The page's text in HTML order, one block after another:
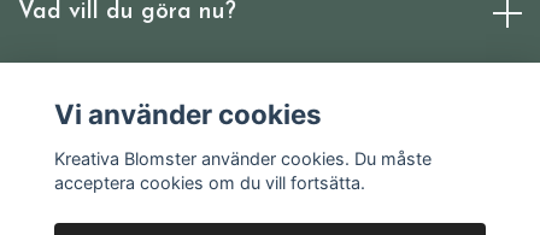
Vad vill du göra nu?
Vi använder cookies
Kreativa Blomster använder cookies. Du måste
acceptera cookies om du vill fortsätta.